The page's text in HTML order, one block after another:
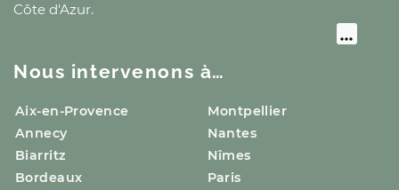
Côte d'Azur.
Nous intervenons à…
Aix-en-Provence
Annecy
Biarritz
Bordeaux
Montpellier
Nantes
Nîmes
Paris